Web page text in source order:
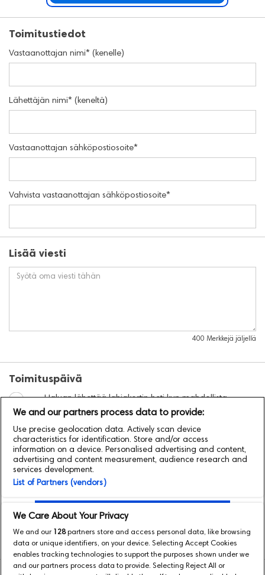
Toimitustiedot
Vastaanottajan nimi* (kenelle)
Lähettäjän nimi* (keneltä)
Vastaanottajan sähköpostiosoite*
Vahvista vastaanottajan sähköpostiosoite*
Lisää viesti
400 Merkkejä jäljellä
Toimituspäivä
Haluan lähettää lahjakortin heti kun mahdollista
Aikavyöhyke on UTC+2.Valitsetoinen aikavyöhyke
Lisää e-Lahjakortti
Siirry maksuvaiheeseen
We and our partners process data to provide:
Use precise geolocation data. Actively scan device
characteristics for identification. Store and/or access
information on a device. Personalised advertising and content,
advertising and content measurement, audience research and
services development.
List of Partners (vendors)
We Care About Your Privacy
We and our 128partners store and access personal data, like browsing
data or unique identifiers, on your device. Selecting Accept Cookies
enables tracking technologies to support the purposes shown under we
and our partners process data to provide. Selecting Reject All or